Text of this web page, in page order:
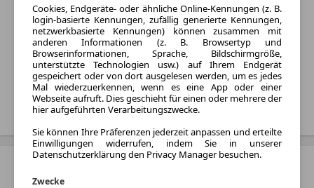
Listenpreis:
Von 43.600 € bis 51.600 €
Monatliche Rate:
Von 346 € bis 749 € pro
Monat
Treffer anzeigen
Cookies, Endgeräte- oder ähnliche Online-Kennungen (z. B.
login-basierte Kennungen, zufällig generierte Kennungen,
netzwerkbasierte Kennungen) können zusammen mit
anderen Informationen (z. B. Browsertyp und
Browserinformationen, Sprache, Bildschirmgröße,
unterstützte Technologien usw.) auf Ihrem Endgerät
gespeichert oder von dort ausgelesen werden, um es jedes
Mal wiederzuerkennen, wenn es eine App oder einer
Webseite aufruft. Dies geschieht für einen oder mehrere der
hier aufgeführten Verarbeitungszwecke.
Sie können Ihre Präferenzen jederzeit anpassen und erteilte
Einwilligungen widerrufen, indem Sie in unserer
Datenschutzerklärung den Privacy Manager besuchen.
Zwecke